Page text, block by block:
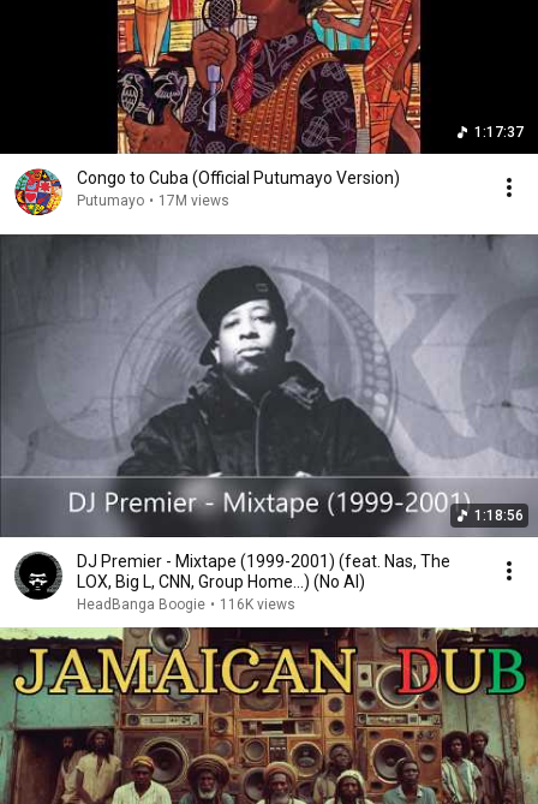
1:17:37
Congo to Cuba (Official Putumayo Version)
Putumayo • 17M views
1:18:56
DJ Premier - Mixtape (1999-2001) (feat. Nas, The
LOX, Big L, CNN, Group Home...) (No AI)
HeadBanga Boogie • 116K views